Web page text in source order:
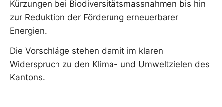
Kürzungen bei Biodiversitätsmassnahmen bis hin
zur Reduktion der Förderung erneuerbarer
Energien.
Die Vorschläge stehen damit im klaren
Widerspruch zu den Klima- und Umweltzielen des
Kantons.